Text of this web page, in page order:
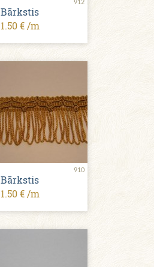
912
Bārkstis
1.50 € /m
910
Bārkstis
1.50 € /m